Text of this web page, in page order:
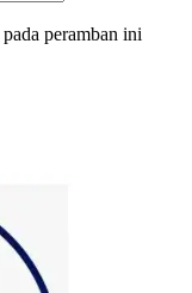
peramban ini